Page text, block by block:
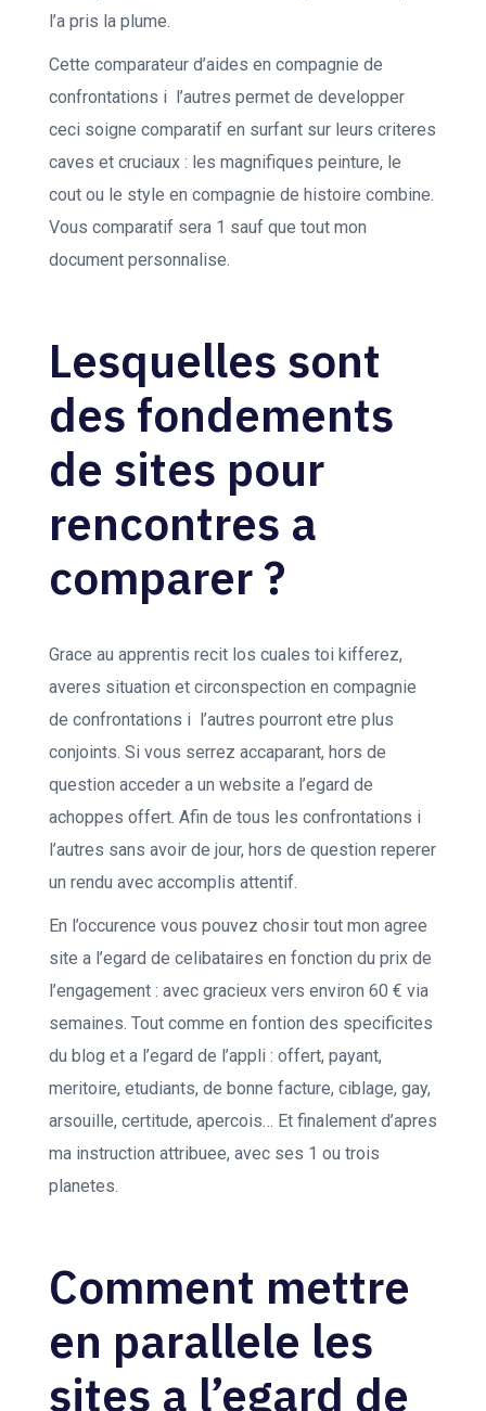
l’a pris la plume.
Cette comparateur d’aides en compagnie de
confrontations i l’autres permet de developper
ceci soigne comparatif en surfant sur leurs criteres
caves et cruciaux : les magnifiques peinture, le
cout ou le style en compagnie de histoire combine.
Vous comparatif sera 1 sauf que tout mon
document personnalise.
Lesquelles sont
des fondements
de sites pour
rencontres a
comparer ?
Grace au apprentis recit los cuales toi kifferez,
averes situation et circonspection en compagnie
de confrontations i l’autres pourront etre plus
conjoints. Si vous serrez accaparant, hors de
question acceder a un website a l’egard de
achoppes offert. Afin de tous les confrontations i
l’autres sans avoir de jour, hors de question reperer
un rendu avec accomplis attentif.
En l’occurence vous pouvez chosir tout mon agree
site a l’egard de celibataires en fonction du prix de
l’engagement : avec gracieux vers environ 60 € via
semaines. Tout comme en fontion des specificites
du blog et a l’egard de l’appli : offert, payant,
meritoire, etudiants, de bonne facture, ciblage, gay,
arsouille, certitude, apercois… Et finalement d’apres
ma instruction attribuee, avec ses 1 ou trois
planetes.
Comment mettre
en parallele les
sites a l’egard de